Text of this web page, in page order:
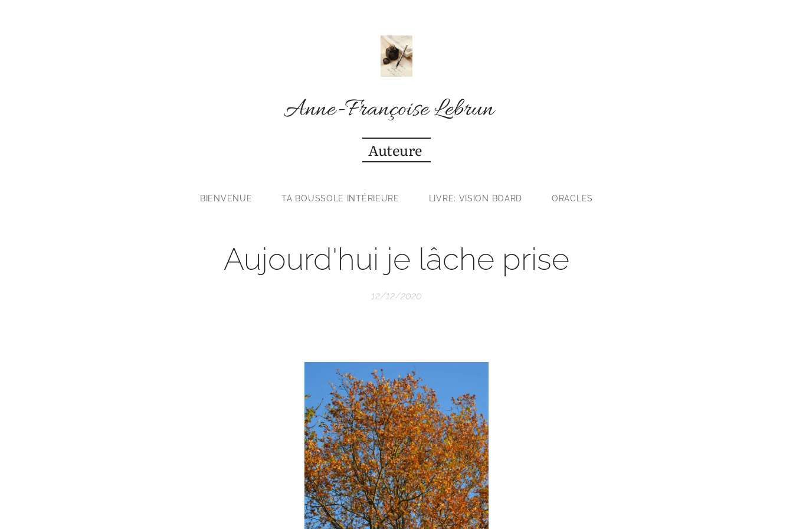
Anne-Françoise Lebrun
Auteure
BIENVENUE TA BOUSSOLE INTÉRIEURE LIVRE: VISION BOARD ORACLES
Aujourd'hui je lâche prise
12/12/2020